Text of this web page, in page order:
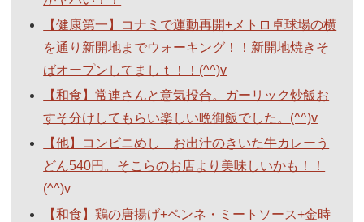
【健康第一】コナミで運動再開+メトロ卓球場の横
を通り新開地までウォーキング！！新開地焼きそ
ばオープンしてましｔ！！(^^)v
【和食】常連さんと意気投合。ガーリック炒飯お
すそ分けしてもらい楽しい晩御飯でした。(^^)v
【他】コンビニめし お出汁のきいた牛カレーう
どん540円。そこらのお店より美味しいかも！！
(^^)v
【和食】鶏の唐揚げ+ペンネ・ミートソース+金時